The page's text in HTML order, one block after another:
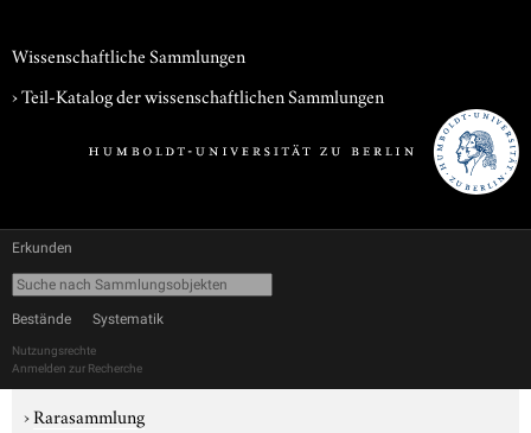
Wissenschaftliche Sammlungen
› Teil-Katalog der wissenschaftlichen Sammlungen
Erkunden
Bestände Systematik
Nutzungsrechte
Anmelden zur Recherche
›Rarasammlung